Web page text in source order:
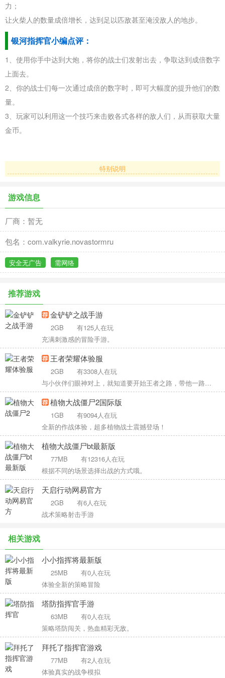
力；
让火柴人的数量成倍增长，达到足以匹敌甚至淹没敌人的地步。
银河指挥官小编点评：
1、使用你手中达到大炮，将你的战士们发射出去，争取达到成倍数字
上面去。
2、你的战士们每一次通过成倍的数字时，即可大幅度的提升他们的数
量。
3、玩家可以利用这一个技巧来击败各式各样的敌人们，从而获取大量
金币。
特别说明
游戏信息
厂商：暂无
包名：com.valkyrie.novastormru
安全无广告 需网络
推荐游戏
金铲铲之战手游
2GB
有125人在玩
充满刺激感的冒险手游。
王者荣耀体验服
2GB
有3308人在玩
与小伙伴们眼神对上，就知道要开始王者之路，带他一路超神。
植物大战僵尸2国际版
1GB
有9094人在玩
全新的作战体验，超多植物战士震撼登场！
植物大战僵尸bt最新版
77MB
有12316人在玩
根据不同的场景选择出战的方式哦。
天启行动网易官方
2GB
有6人在玩
战术策略射击手游
相关游戏
小小指挥将最新版
25MB
有0人在玩
体验全新的策略冒险
塔防指挥官手游
63MB
有0人在玩
策略塔防闯关，热血精彩无敌。
拜托了指挥官游戏
77MB
有2人在玩
体验真实的战争模拟